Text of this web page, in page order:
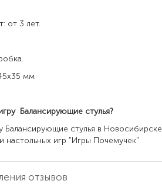
от 3 лет.
мм
Балансирующие стулья?
Балансирующие стулья в
настольных игр "Игры Почемучек"
отзывов